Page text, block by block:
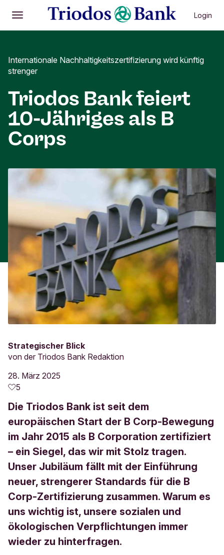
Öffnen
Hauptmenü Login
Internationale Nachhaltigkeitszertifizierung wird künftig
strenger
Triodos Bank feiert
10-Jähriges als B
Corps
Strategischer Blick
von der Triodos Bank Redaktion
28. März 2025
5
Die Triodos Bank ist seit dem
europäischen Start der B Corp-Bewegung
im Jahr 2015 als B Corporation zertifiziert
– ein Siegel, das wir mit Stolz tragen.
Unser Jubiläum fällt mit der Einführung
neuer, strengerer Standards für die B
Corp-Zertifizierung zusammen. Warum es
uns wichtig ist, unsere sozialen und
ökologischen Verpflichtungen immer
wieder zu hinterfragen.